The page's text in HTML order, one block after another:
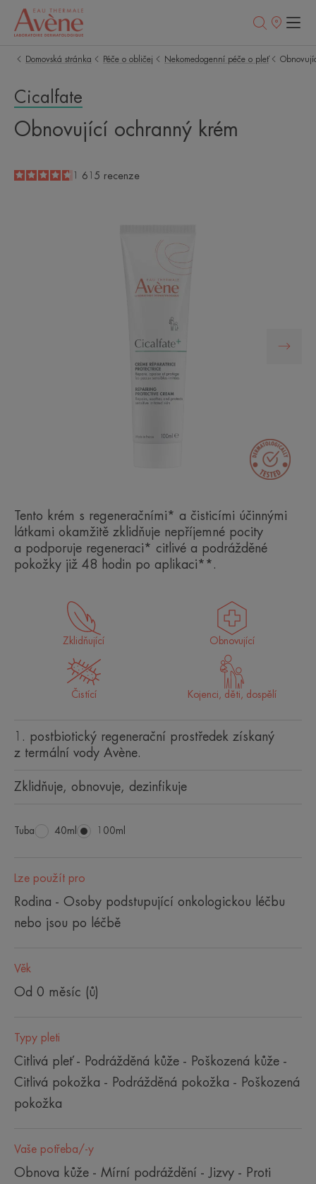
Prodejní
Domovská stránka Péče o obličej Nekomedogenní péče o pleť
Cicalfate
Obnovující ochranný krém
4.6
/51 615 recenze
Tento krém s regeneračními* a čisticími účinnými
látkami okamžitě zklidňuje nepříjemné pocity
a podporuje regeneraci* citlivé a podrážděné
pokožky již 48 hodin po aplikaci**.
Zklidňující Obnovující
Čistící Kojenci, děti, dospělí
1. postbiotický regenerační prostředek získaný
z termální vody Avène.
Zklidňuje, obnovuje, dezinfikuje
Tuba Tuba
40ml Tuba
100ml
Lze použít pro
Rodina - Osoby podstupující onkologickou léčbu
nebo jsou po léčbě
Věk
Od 0 měsíc (ů)
Typy pleti
Citlivá pleť - Podrážděná kůže - Poškozená kůže -
Citlivá pokožka - Podrážděná pokožka - Poškozená
pokožka
Vaše potřeba/-y
Obnova kůže - Mírní podráždění - Jizvy - Proti